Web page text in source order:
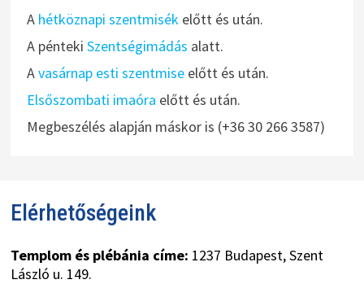
A hétköznapi szentmisékelőtt és után.
A pénteki Szentségimádás alatt.
Avasárnap esti szentmiseelőtt és után.
Elsőszombati imaóra előtt és után.
Megbeszélés alapján máskor is (+36 30 266 3587)
Elérhetőségeink
Templom és plébánia címe: 1237 Budapest, Szent
László u. 149.